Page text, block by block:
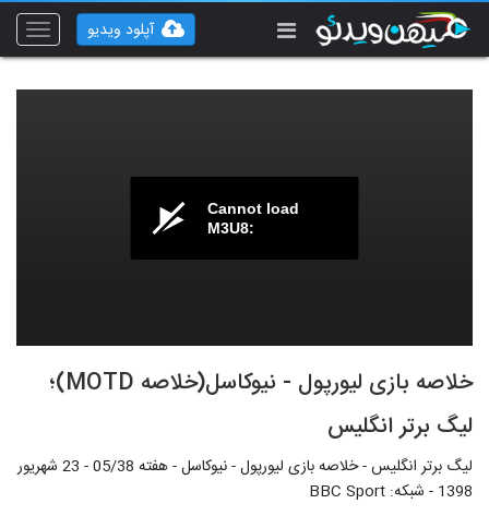
Toggle
آپلود ویدیو
Cannot load
M3U8:
خلاصه بازی لیورپول - نیوکاسل(خلاصه MOTD)؛
لیگ برتر انگلیس
لیگ برتر انگلیس - خلاصه بازی لیورپول - نیوکاسل - هفته 05/38 - 23 شهریور
1398 - شبکه: BBC Sport